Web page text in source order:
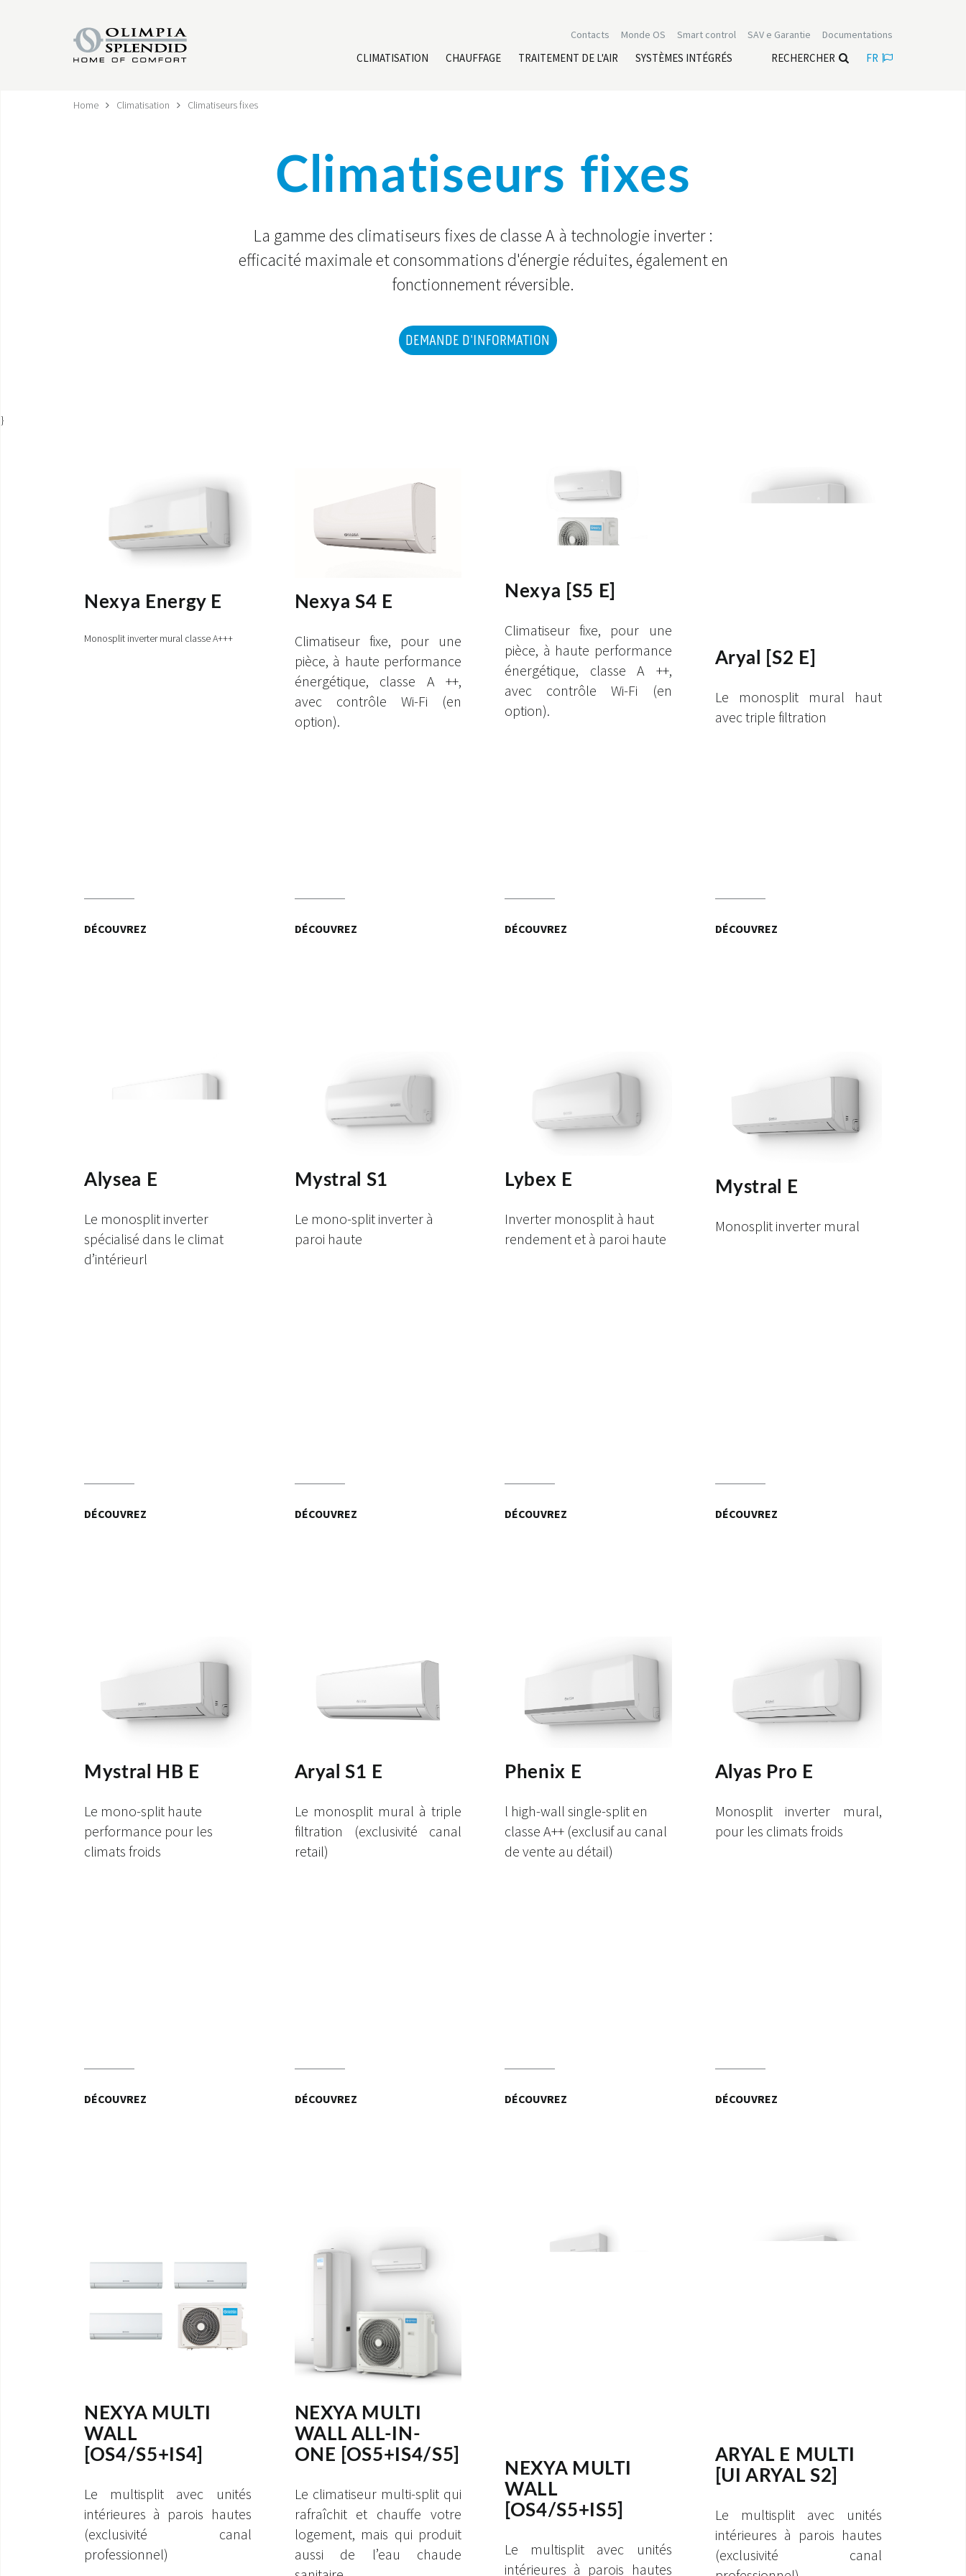
Documentations
SAV e Garantie
Smart control
Monde OS
Contacts
CLIMATISATION CHAUFFAGE TRAITEMENT DE L'AIR SYSTÈMES INTÉGRÉS RECHERCHER FR
Home Climatisation Climatiseurs fixes
Climatiseurs fixes
La gamme des climatiseurs fixes de classe A à technologie inverter :
efficacité maximale et consommations d'énergie réduites, également en
fonctionnement réversible.
DEMANDE D'INFORMATION
}
Nexya Energy E
Monosplit inverter mural classe A+++
DÉCOUVREZ
Nexya S4 E
Climatiseur fixe, pour une
pièce, à haute performance
énergétique, classe A ++,
avec contrôle Wi-Fi (en
option).
DÉCOUVREZ
Nexya [S5 E]
Climatiseur fixe, pour une
pièce, à haute performance
énergétique, classe A ++,
avec contrôle Wi-Fi (en
option).
DÉCOUVREZ
Aryal [S2 E]
Le monosplit mural haut
avec triple filtration
DÉCOUVREZ
Alysea E
Le monosplit inverter
spécialisé dans le climat
d’intérieurl
DÉCOUVREZ
Mystral S1
Le mono-split inverter à
paroi haute
DÉCOUVREZ
Lybex E
Inverter monosplit à haut
rendement et à paroi haute
DÉCOUVREZ
Mystral E
Monosplit inverter mural
DÉCOUVREZ
Mystral HB E
Le mono-split haute
performance pour les
climats froids
DÉCOUVREZ
Aryal S1 E
Le monosplit mural à triple
filtration (exclusivité canal
retail)
DÉCOUVREZ
Phenix E
l high-wall single-split en
classe A++ (exclusif au canal
de vente au détail)
DÉCOUVREZ
Alyas Pro E
Monosplit inverter mural,
pour les climats froids
DÉCOUVREZ
NEXYA MULTI
WALL
[OS4/S5+IS4]
Le multisplit avec unités
intérieures à parois hautes
(exclusivité canal
professionnel)
NEXYA MULTI
WALL ALL-IN-
ONE [OS5+IS4/S5]
Le climatiseur multi-split qui
rafraîchit et chauffe votre
logement, mais qui produit
aussi de l’eau chaude
NEXYA MULTI
WALL
[OS4/S5+IS5]
Le multisplit avec unités
intérieures à parois hautes
ARYAL E MULTI
[UI ARYAL S2]
Le multisplit avec unités
intérieures à parois hautes
(exclusivité canal